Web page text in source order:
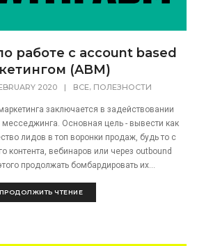
работе с account based
(ABM)
2020 | ВСЕ ПОЛЕЗНОСТИ
заключается в задействовании
месседжинга. Основная цель - вывести как
лидов в топ воронки продаж, будь то с
вебинаров или через outbound
продолжать бомбардировать их...
ПРОДОЛЖИТЬ ЧТЕНИЕ